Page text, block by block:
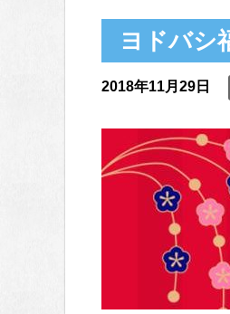
ヨドバシ
2018年11月29日